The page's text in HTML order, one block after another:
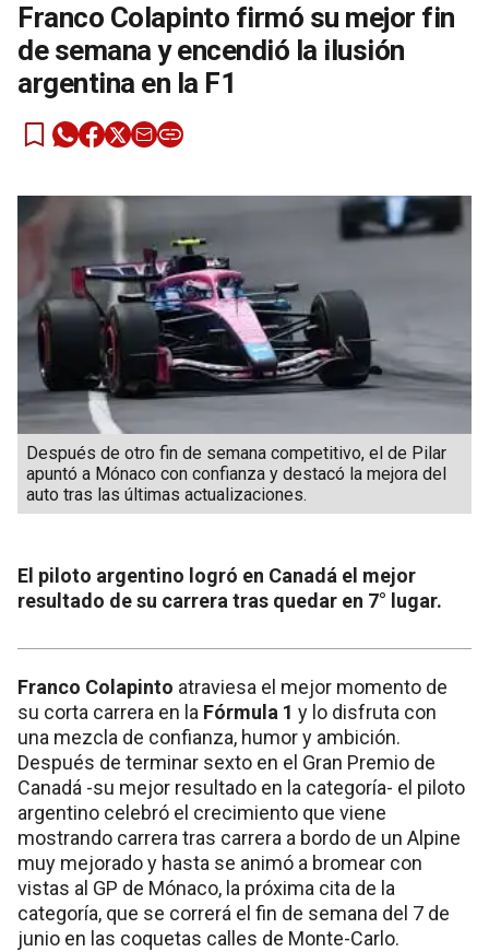
Franco Colapinto firmó su mejor fin
de semana y encendió la ilusión
argentina en la F1
Después de otro fin de semana competitivo, el de Pilar
apuntó a Mónaco con confianza y destacó la mejora del
auto tras las últimas actualizaciones.
El piloto argentino logró en Canadá el mejor
resultado de su carrera tras quedar en 7° lugar.
Franco Colapinto atraviesa el mejor momento de
su corta carrera en la Fórmula 1 y lo disfruta con
una mezcla de confianza, humor y ambición.
Después de terminar sexto en el Gran Premio de
Canadá -su mejor resultado en la categoría- el piloto
argentino celebró el crecimiento que viene
mostrando carrera tras carrera a bordo de un Alpine
muy mejorado y hasta se animó a bromear con
vistas al GP de Mónaco, la próxima cita de la
categoría, que se correrá el fin de semana del 7 de
junio en las coquetas calles de Monte-Carlo.